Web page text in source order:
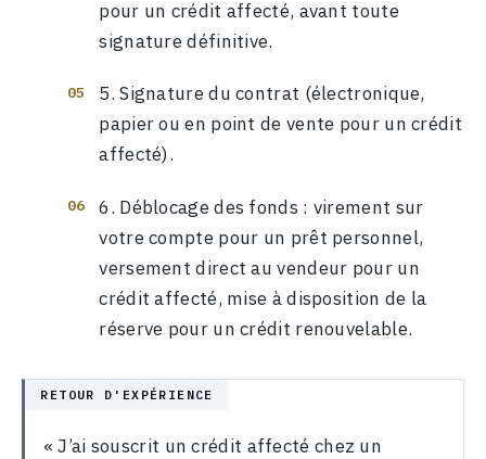
pour un crédit affecté, avant toute
signature définitive.
Signature du contrat (électronique,
papier ou en point de vente pour un crédit
affecté).
Déblocage des fonds : virement sur
votre compte pour un prêt personnel,
versement direct au vendeur pour un
crédit affecté, mise à disposition de la
réserve pour un crédit renouvelable.
« J’ai souscrit un crédit affecté chez un